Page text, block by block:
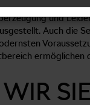
und
Auch die
ermöglichen